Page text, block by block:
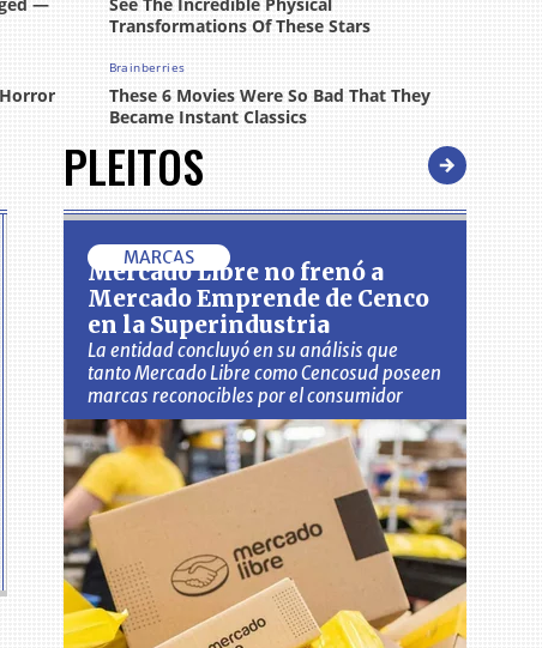
PLEITOS
MARCAS
Mercado Libre no frenó a
Mercado Emprende de Cenco
en la Superindustria
La entidad concluyó en su análisis que
tanto Mercado Libre como Cencosud poseen
marcas reconocibles por el consumidor